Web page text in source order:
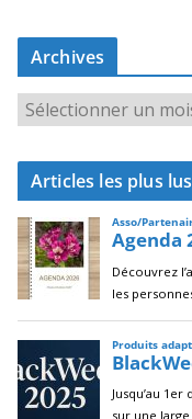
Archives
r
c
i
v
e
s
Articles les plus lus